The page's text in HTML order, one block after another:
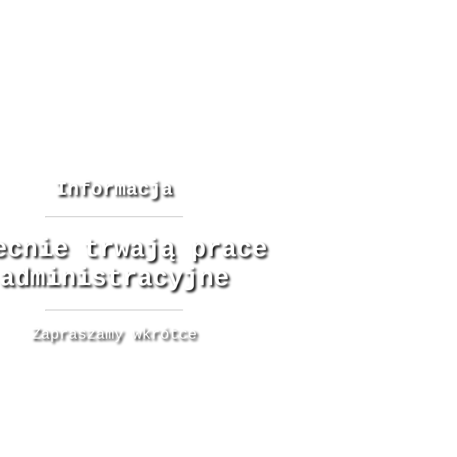
Informacja
trwają prace
administracyjne
Zapraszamy wkrótce